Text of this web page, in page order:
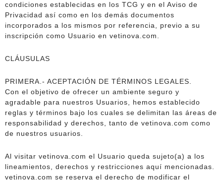
condiciones establecidas en los TCG y en el Aviso de
Privacidad así como en los demás documentos
incorporados a los mismos por referencia, previo a su
inscripción como Usuario en vetinova.com.
CLÁUSULAS
PRIMERA.- ACEPTACIÓN DE TÉRMINOS LEGALES.
Con el objetivo de ofrecer un ambiente seguro y
agradable para nuestros Usuarios, hemos establecido
reglas y términos bajo los cuales se delimitan las áreas de
responsabilidad y derechos, tanto de vetinova.com como
de nuestros usuarios.
Al visitar vetinova.com el Usuario queda sujeto(a) a los
lineamientos, derechos y restricciones aquí mencionadas.
vetinova.com se reserva el derecho de modificar el